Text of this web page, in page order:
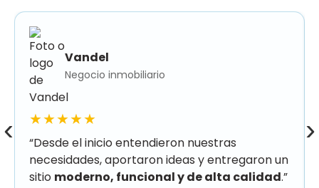
‹
Vandel
Negocio inmobiliario
★★★★★
“Desde el inicio entendieron nuestras
necesidades, aportaron ideas y entregaron un
sitio moderno, funcional y de alta calidad.”
›